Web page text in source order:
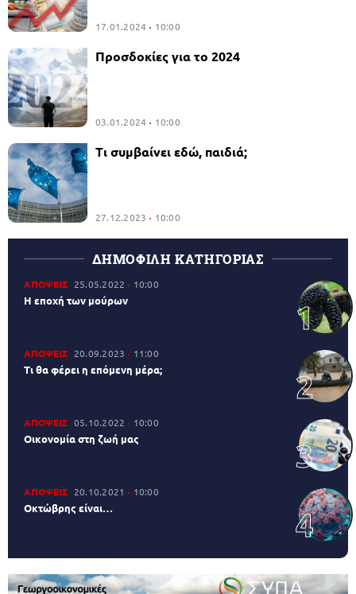
17.01.2024 10:00
Προσδοκίες για το 2024
03.01.2024 10:00
Τι συμβαίνει εδώ, παιδιά;
27.12.2023 10:00
ΔΗΜΟΦΙΛΗ ΚΑΤΗΓΟΡΙΑΣ
ΑΠΟΨΕΙΣ 25.05.2022 10:00
Η εποχή των μούρων
ΑΠΟΨΕΙΣ 20.09.2023 11:00
Τι θα φέρει η επόμενη μέρα;
ΑΠΟΨΕΙΣ 05.10.2022 10:00
Οικονομία στη ζωή μας
ΑΠΟΨΕΙΣ 20.10.2021 10:00
Οκτώβρης είναι…